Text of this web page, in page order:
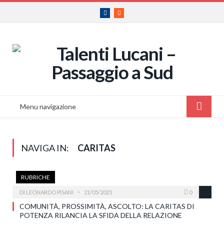
Facebook
RSS
Menu navigazione
NAVIGA IN: CARITAS
RUBRICHE
DI LEONARDO PISANI 21/05/2025 0
COMUNITÀ, PROSSIMITÀ, ASCOLTO: LA CARITAS DI
POTENZA RILANCIA LA SFIDA DELLA RELAZIONE